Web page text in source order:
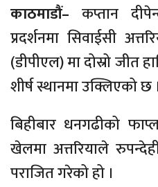
काठमाडौं– कप्तान
प्रदर्शनमा सिवाईसी
(डीपीएल) मा दोस्रो जीत
शीर्ष स्थानमा उक्लिएको छ ।
बिहीबार धनगढीको
खेलमा अत्तरियाले
पराजित गरेको हो ।